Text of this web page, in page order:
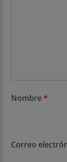
Nombre*
Correo